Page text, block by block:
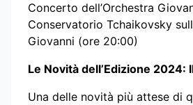
Concerto dell’Orchestra
Conservatorio Tchaikovsky
Giovanni (ore 20:00)
Le Novità dell’Edizione 2024:
Una delle novità più attese di